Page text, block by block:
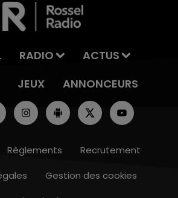
RADIO
ACTUS
JEUX ANNONCEURS
Règlements
Recrutement
Gestion des cookies